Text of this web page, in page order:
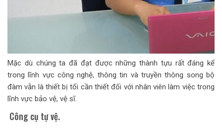
Mặc dù chúng ta đã đạt được những thành tựu rất đáng kể
trong lĩnh vực công nghệ, thông tin và truyền thông song bộ
đàm vẫn là thiết bị tối cần thiết đối với nhân viên làm việc trong
lĩnh vực bảo vệ, vệ sĩ.
Công cụ tự vệ.